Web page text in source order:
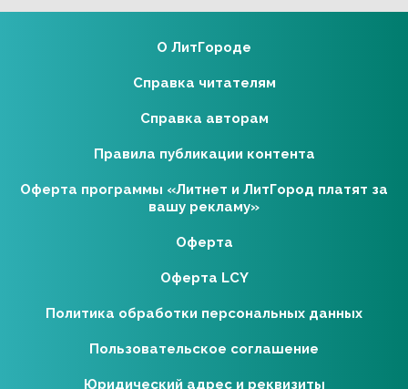
О ЛитГороде
Справка читателям
Справка авторам
Правила публикации контента
Оферта программы «Литнет и ЛитГород платят за
вашу рекламу»
Оферта
Оферта LCY
Политика обработки персональных данных
Пользовательское соглашение
Юридический адрес и реквизиты